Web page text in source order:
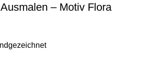
– Motiv Flora